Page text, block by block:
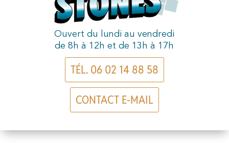
Ouvert du lundi au vendredi
de 8h à 12h et de 13h à 17h
TÉL. 06 02 14 88 58
CONTACT E-MAIL